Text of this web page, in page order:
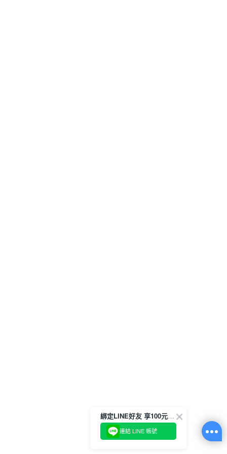
綁定LINE好友 享100元折價券
連結 LINE 帳號